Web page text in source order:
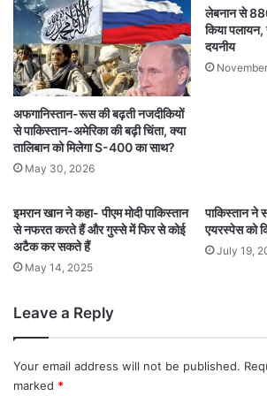
अफगानिस्तान-रूस की बढ़ती नजदीकियों
से पाकिस्तान-अमेरिका की बढ़ी चिंता, क्या
तालिबान को मिलेगा S-400 का साथ?
May 30, 2026
लेबनान से
किया पलायन,
दयनीय
इमरान खान ने कहा- पीएम मोदी पाकिस्तान
से नफरत करते हैं और गुस्से में फिर से कोई
अटैक कर सकते हैं
May 14, 2025
पाकिस्तान ने
एयरस्पेस को
July 19,
Leave a Reply
Your email address will not be published.
marked *